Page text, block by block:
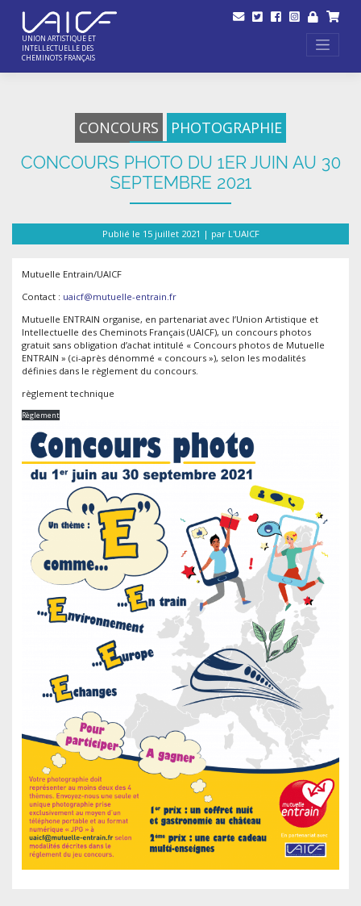
content
UNION ARTISTIQUE ET
INTELLECTUELLE DES
CHEMINOTS FRANÇAIS
CONCOURS PHOTOGRAPHIE
CONCOURS PHOTO DU 1ER JUIN AU 30
SEPTEMBRE 2021
Publié le 15 juillet 2021 | par L'UAICF
Mutuelle Entrain/UAICF
Contact : uaicf@mutuelle-entrain.fr
Mutuelle ENTRAIN organise, en partenariat avec l’Union Artistique et
Intellectuelle des Cheminots Français (UAICF), un concours photos
gratuit sans obligation d’achat intitulé « Concours photos de Mutuelle
ENTRAIN » (ci-après dénommé « concours »), selon les modalités
définies dans le règlement du concours.
règlement technique
Règlement